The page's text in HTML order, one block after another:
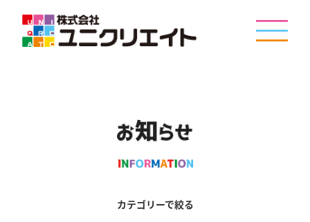
カテゴリーで絞る